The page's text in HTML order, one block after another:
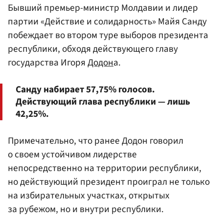
Бывший премьер-министр Молдавии и лидер
партии «Действие и солидарность» Майя Санду
побеждает во втором туре выборов президента
республики, обходя действующего главу
государства ИгоряДодона.
Санду набирает 57,75% голосов.
Действующий глава республики — лишь
42,25%.
Примечательно, что ранее Додон говорил
о своем устойчивом лидерстве
непосредственно на территории республики,
но действующий президент проиграл не только
на избирательных участках, открытых
за рубежом, но и внутри республики.